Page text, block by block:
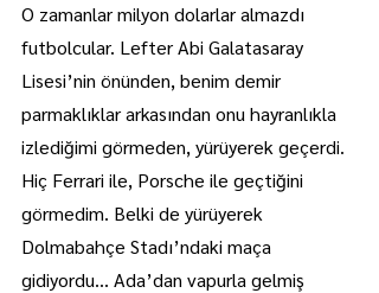
O zamanlar milyon dolarlar almazdı
futbolcular. Lefter Abi Galatasaray
Lisesi’nin önünden, benim demir
parmaklıklar arkasından onu hayranlıkla
izlediğimi görmeden, yürüyerek geçerdi.
Hiç Ferrari ile, Porsche ile geçtiğini
görmedim. Belki de yürüyerek
Dolmabahçe Stadı’ndaki maça
gidiyordu… Ada’dan vapurla gelmiş